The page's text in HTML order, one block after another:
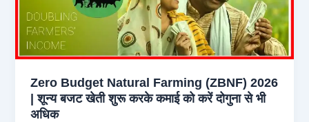
यूनिट
मुफ्त
बिजली,
करोड़
परिवारों
को
Zero Budget Natural Farming (ZBNF) 2026
| शून्य बजट खेती शुरू करके कमाई को करें दोगुना से भी
अधिक